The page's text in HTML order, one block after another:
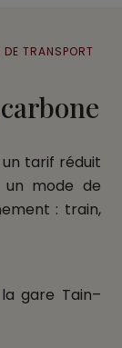
TRANSPORT
un tarif réduit
un mode de
: train,
gare Tain–